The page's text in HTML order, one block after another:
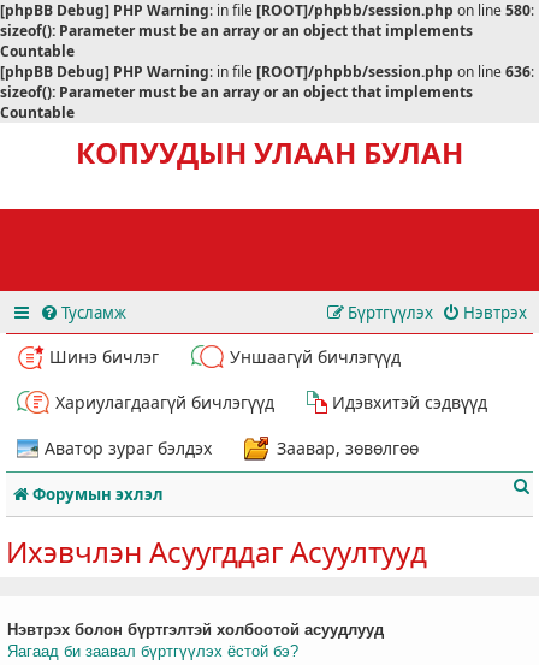
[phpBB Debug] PHP Warning: in file[ROOT]/phpbb/session.php on line580:
sizeof(): Parameter must be an array or an object that implements
Countable
[phpBB Debug] PHP Warning: in file[ROOT]/phpbb/session.php on line636:
sizeof(): Parameter must be an array or an object that implements
Countable
КОПУУДЫН УЛААН БУЛАН
Тусламж Нэвтрэх
Бүртгүүлэх
Шинэ бичлэг
Уншаагүй бичлэгүүд
Хариулагдаагүй бичлэгүүд
Идэвхитэй сэдвүүд
Аватор зураг бэлдэх
Заавар, зөвөлгөө
Форумын эхлэл
Ихэвчлэн Асуугддаг Асуултууд
Нэвтрэх болон бүртгэлтэй холбоотой асуудлууд
Яагаад би заавал бүртгүүлэх ёстой бэ?